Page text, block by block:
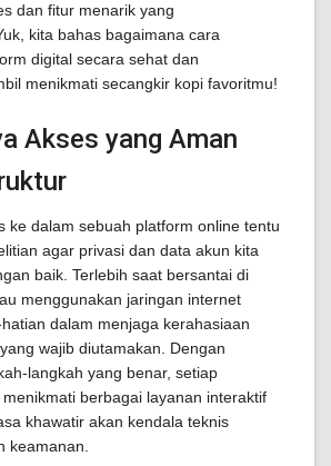
dan fitur menarik yang
kita bahas bagaimana cara
digital secara sehat dan
menikmati secangkir kopi favoritmu!
Akses yang Aman
ke dalam sebuah platform online tentu
agar privasi dan data akun kita
baik. Terlebih saat bersantai di
menggunakan jaringan internet
dalam menjaga kerahasiaan
wajib diutamakan. Dengan
langkah yang benar, setiap
berbagai layanan interaktif
khawatir akan kendala teknis
keamanan.